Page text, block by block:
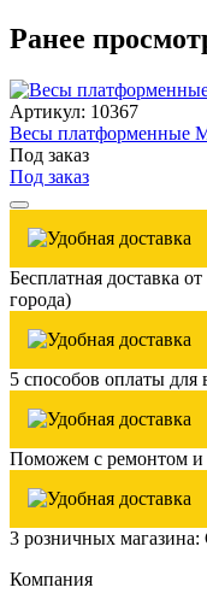
Ранее
Артикул: 10367
Весы платформенные
Под заказ
Под заказ
Бесплатная доставка
города)
5 способов оплаты для
Поможем с ремонтом и
3 розничных
Компания